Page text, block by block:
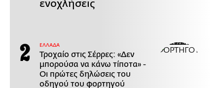
ενοχλήσεις
ΕΛΛΑΔΑ
Τροχαίο στις Σέρρες: «Δεν
μπορούσα να κάνω τίποτα» -
Οι πρώτες δηλώσεις του
οδηγού του φορτηγού